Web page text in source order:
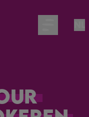
Open main